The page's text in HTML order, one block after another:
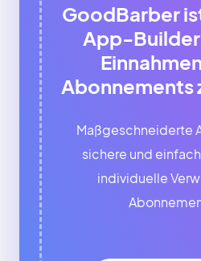
GoodBarber
App-
Abonnements
Maßgeschneiderte
sichere und
individuelle